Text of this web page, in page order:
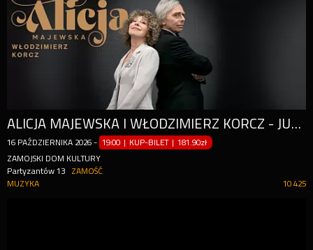
ALICJA MAJEWSKA I WŁODZIMIERZ KORCZ - JUBILEUSZ 50 LAT
16 PAŹDZIERNIKA 2026 - 19:00 | KUP-BILET |181.90zł
ZAMOJSKI DOM KULTURY
Partyzantów 13
ZAMOŚĆ
10 425
MUZYKA